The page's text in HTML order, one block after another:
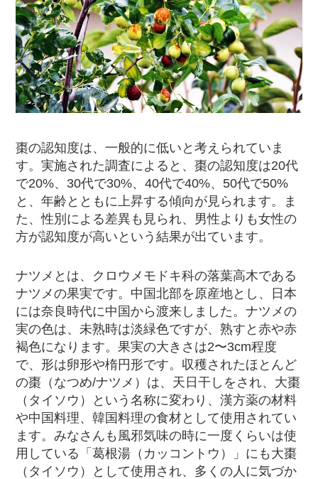
棗の認知度は、一般的に低いと考えられていま
す。実施された調査によると、棗の認知度は20代
で20%、30代で30%、40代で40%、50代で50%
と、年齢とともに上昇する傾向が見られます。ま
た、性別による差異も見られ、男性よりも女性の
方が認知度が高いという結果が出ています。
ナツメとは、クロウメモドキ科の落葉高木である
ナツメの果実です。中国北部を原産地とし、日本
には奈良時代に中国から渡来しました。ナツメの
実の色は、未熟時は淡緑色ですが、熟すと赤や赤
褐色になります。果実の大きさは2〜3cm程度
で、形は卵形や楕円形です。収穫されたほとんど
の棗（なつめ/ナツメ）は、天日干しをされ、大棗
（タイソウ）という名称に変わり、漢方薬の材料
や中国料理、韓国料理の食材として使用されてい
ます。みなさんも風邪気味の時に一度くらいは使
用している「葛根湯（カッコントウ）」にも大棗
（タイソウ）として使用され、多くの人に気づか